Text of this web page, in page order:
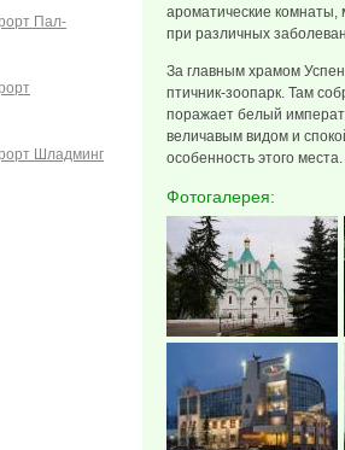
ароматические комнаты,
при различных
За главным храмом
птичник-зоопарк. Там
поражает белый
величавым видом и
особенность этого места.
Фотогалерея:
Пал-
Шладминг